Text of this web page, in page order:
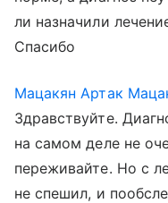
ли назначили
Спасибо
Мацакян Артак
Здравствуйте.
на самом деле не
переживайте. Но с
не спешил, и